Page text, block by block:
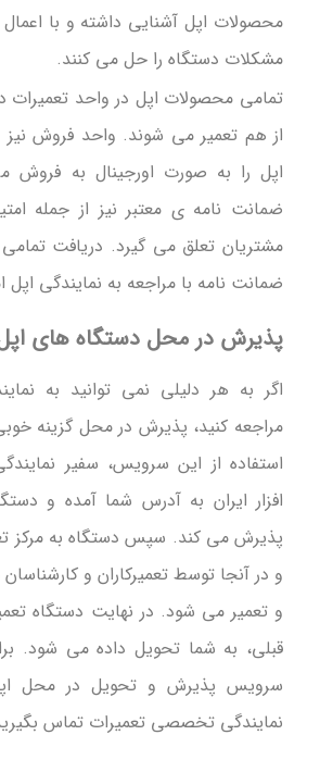
محصولات اپل آشنایی داشته و با
مشکلات دستگاه را حل می کنند.
تمامی محصولات اپل در واحد تعمیرات
از هم تعمیر می شوند. واحد فروش نیز
اپل را به صورت اورجینال به فروش
ضمانت نامه ی معتبر نیز از جمله
مشتریان تعلق می گیرد. دریافت
ضمانت نامه با مراجعه به نمایندگی
پذیرش در محل دستگاه های
اگر به هر دلیلی نمی توانید به
مراجعه کنید، پذیرش در محل گزینه
استفاده از این سرویس، سفیر
افزار ایران به آدرس شما آمده و
پذیرش می کند. سپس دستگاه به مرکز
و در آنجا توسط تعمیرکاران و
و تعمیر می شود. در نهایت دستگاه
قبلی، به شما تحویل داده می شود.
سرویس پذیرش و تحویل در محل
نمایندگی تخصصی تعمیرات تماس